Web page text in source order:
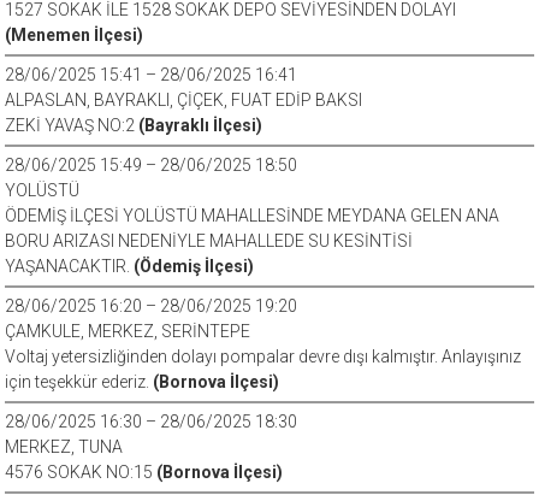
1527 SOKAK İLE 1528 SOKAK DEPO SEVİYESİNDEN DOLAYI
(Menemen İlçesi)
28/06/2025 15:41 – 28/06/2025 16:41
ALPASLAN, BAYRAKLI, ÇİÇEK, FUAT EDİP BAKSI
ZEKİ YAVAŞ NO:2 (Bayraklı İlçesi)
28/06/2025 15:49 – 28/06/2025 18:50
YOLÜSTÜ
ÖDEMİŞ İLÇESİ YOLÜSTÜ MAHALLESİNDE MEYDANA GELEN ANA
BORU ARIZASI NEDENİYLE MAHALLEDE SU KESİNTİSİ
YAŞANACAKTIR. (Ödemiş İlçesi)
28/06/2025 16:20 – 28/06/2025 19:20
ÇAMKULE, MERKEZ, SERİNTEPE
Voltaj yetersizliğinden dolayı pompalar devre dışı kalmıştır. Anlayışınız
için teşekkür ederiz. (Bornova İlçesi)
28/06/2025 16:30 – 28/06/2025 18:30
MERKEZ, TUNA
4576 SOKAK NO:15 (Bornova İlçesi)